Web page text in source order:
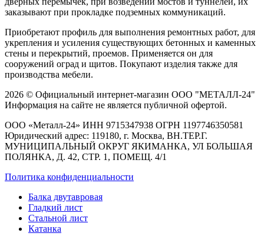
заказывают при прокладке подземных коммуникаций.
Приобретают профиль для выполнения ремонтных работ, для
укрепления и усиления существующих бетонных и каменных
стены и перекрытий, проемов. Применяется он для
сооружений оград и щитов. Покупают изделия также для
производства мебели.
2026 © Официальный интернет-магазин ООО "МЕТАЛЛ-24"
Информация на сайте не является публичной офертой.
ООО «Металл-24» ИНН 9715347938 ОГРН 1197746350581
Юридический адрес: 119180, г. Москва, ВН.ТЕР.Г.
МУНИЦИПАЛЬНЫЙ ОКРУГ ЯКИМАНКА, УЛ БОЛЬШАЯ
ПОЛЯНКА, Д. 42, СТР. 1, ПОМЕЩ. 4/1
Политика конфиденциальности
Балка двутавровая
Гладкий лист
Стальной лист
Катанка